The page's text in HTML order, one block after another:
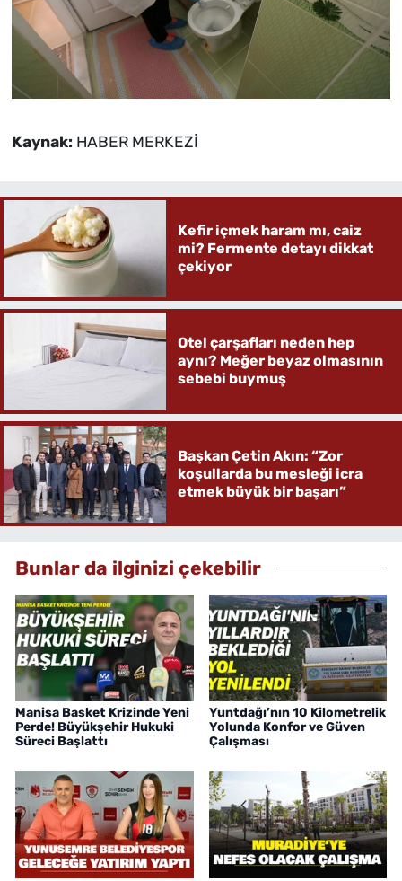
Kaynak: HABER MERKEZİ
Kefir içmek haram mı, caiz
mi? Fermente detayı dikkat
çekiyor
Otel çarşafları neden hep
aynı? Meğer beyaz olmasının
sebebi buymuş
Başkan Çetin Akın: “Zor
koşullarda bu mesleği icra
etmek büyük bir başarı”
Bunlar da ilginizi çekebilir
Manisa Basket Krizinde Yeni
Perde! Büyükşehir Hukuki
Süreci Başlattı
Yuntdağı’nın 10 Kilometrelik
Yolunda Konfor ve Güven
Çalışması